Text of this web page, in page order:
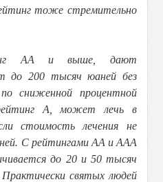
тоже стремительно
АА и выше, дают
до 200 тысяч юаней без
сниженной процентной
А, может лечь в
стоимость лечения не
С рейтингами АА и ААА
до 20 и 50 тысяч
святых людей